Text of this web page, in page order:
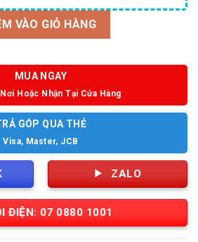
VÀO GIỎ HÀNG
MUA NGAY
Hoặc Nhận Tại Cửa Hàng
GÓP QUA THẺ
Visa, Master, JCB
ZALO
ĐIỆN: 07 0880 1001